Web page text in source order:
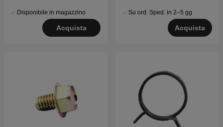
Disponibile in magazzino
Acquista
Su ord. Sped. in 2–5 gg
Acquista